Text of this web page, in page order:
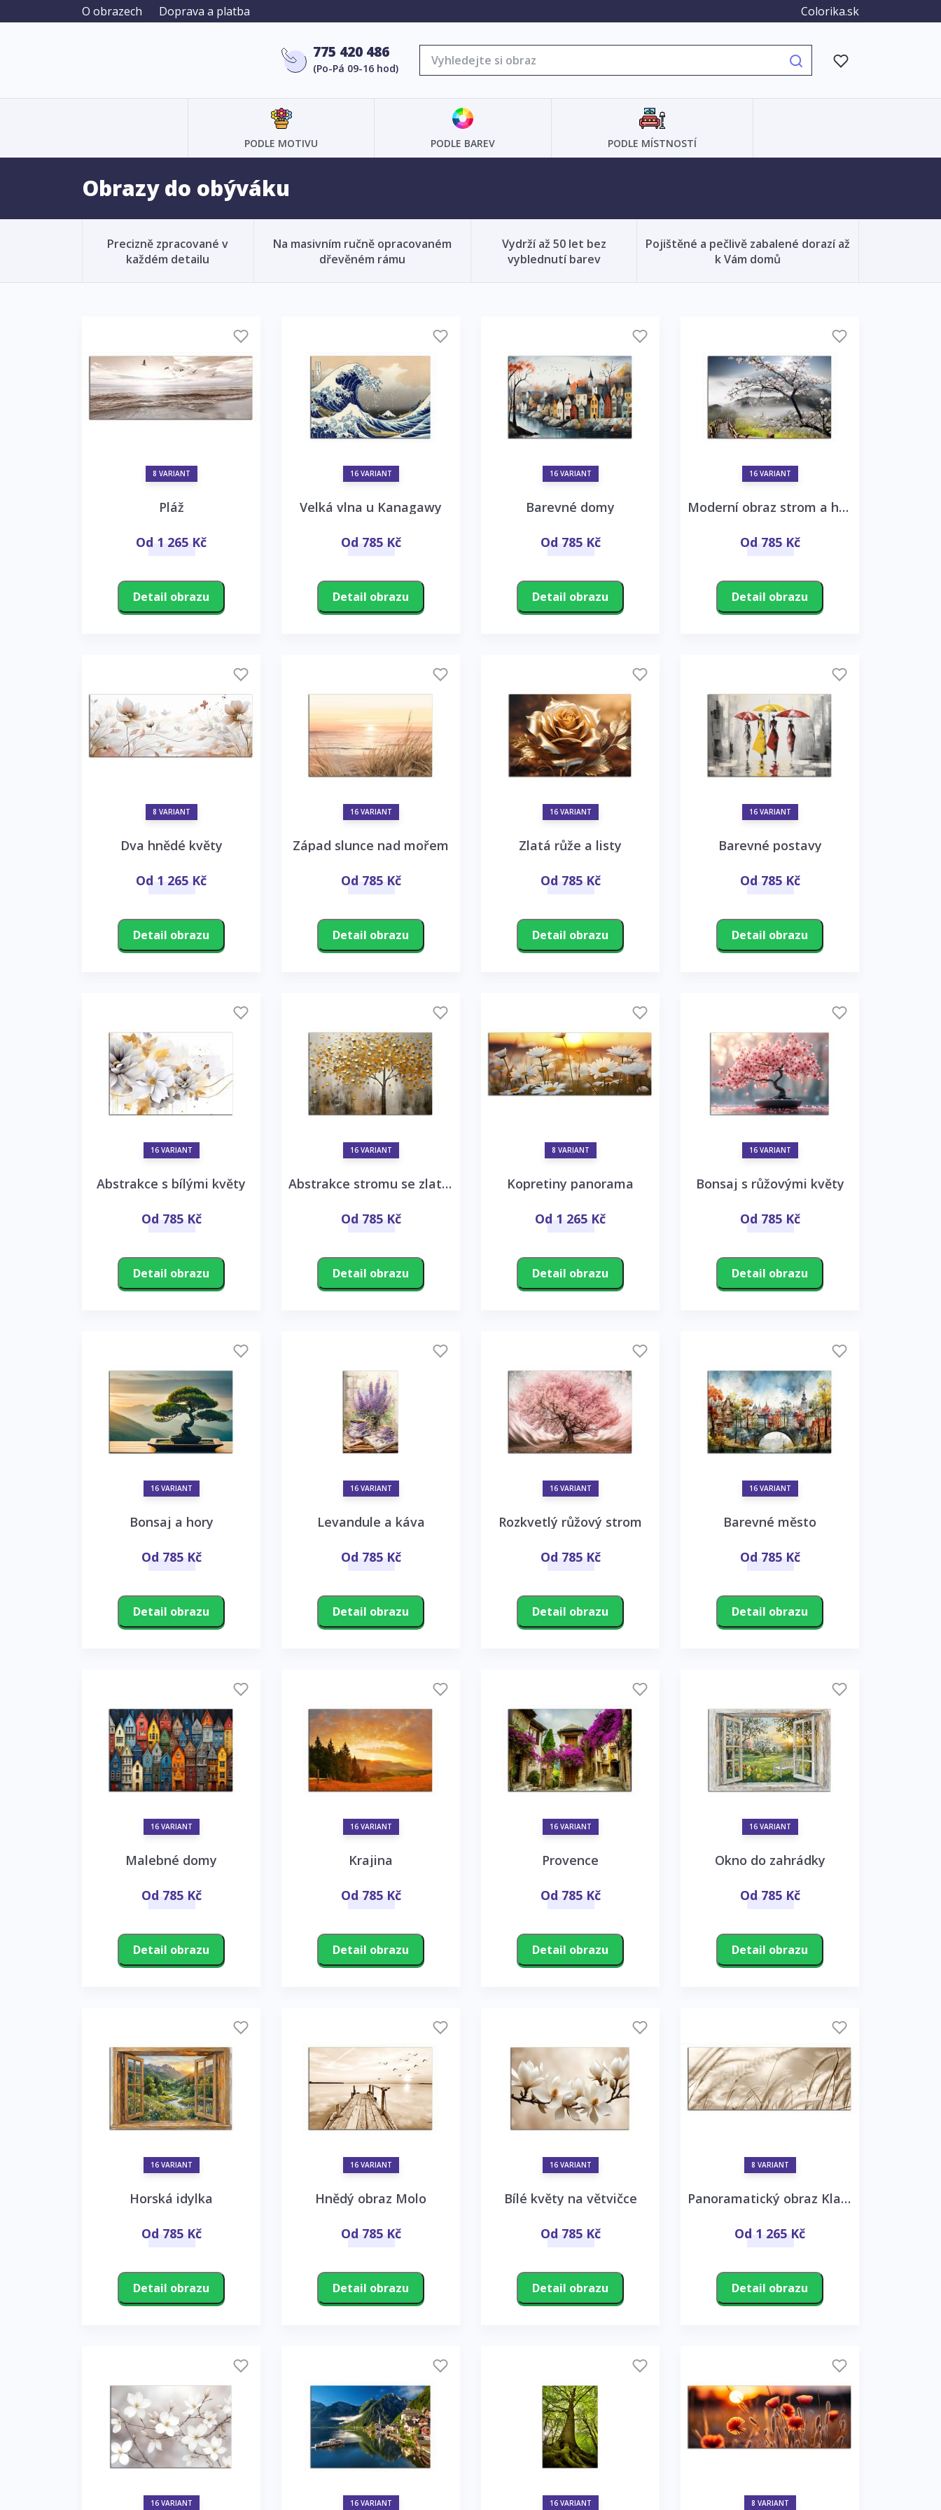
O obrazech Doprava a platba Colorika.sk
775 420 486
(Po-Pá 09-16 hod)
PODLE MOTIVU PODLE BAREV PODLE MÍSTNOSTÍ
Obrazy do obýváku
Precizně zpracované v
každém detailu
Na masivním ručně opracovaném
dřevěném rámu
Vydrží až 50 let bez
vyblednutí barev
Pojištěné a pečlivě zabalené dorazí až
k Vám domů
8 VARIANT
Pláž
Od 1 265 Kč
Detail obrazu
16 VARIANT
Velká vlna u Kanagawy
Od 785 Kč
Detail obrazu
16 VARIANT
Barevné domy
Od 785 Kč
Detail obrazu
16 VARIANT
Moderní obraz strom a hory
Od 785 Kč
Detail obrazu
8 VARIANT
Dva hnědé květy
Od 1 265 Kč
Detail obrazu
16 VARIANT
Západ slunce nad mořem
Od 785 Kč
Detail obrazu
16 VARIANT
Zlatá růže a listy
Od 785 Kč
Detail obrazu
16 VARIANT
Barevné postavy
Od 785 Kč
Detail obrazu
16 VARIANT
Abstrakce s bílými květy
Od 785 Kč
Detail obrazu
16 VARIANT
Abstrakce stromu se zlatými listy
Od 785 Kč
Detail obrazu
8 VARIANT
Kopretiny panorama
Od 1 265 Kč
Detail obrazu
16 VARIANT
Bonsaj s růžovými květy
Od 785 Kč
Detail obrazu
16 VARIANT
Bonsaj a hory
Od 785 Kč
Detail obrazu
16 VARIANT
Levandule a káva
Od 785 Kč
Detail obrazu
16 VARIANT
Rozkvetlý růžový strom
Od 785 Kč
Detail obrazu
16 VARIANT
Barevné město
Od 785 Kč
Detail obrazu
16 VARIANT
Malebné domy
Od 785 Kč
Detail obrazu
16 VARIANT
Krajina
Od 785 Kč
Detail obrazu
16 VARIANT
Provence
Od 785 Kč
Detail obrazu
16 VARIANT
Okno do zahrádky
Od 785 Kč
Detail obrazu
16 VARIANT
Horská idylka
Od 785 Kč
Detail obrazu
16 VARIANT
Hnědý obraz Molo
Od 785 Kč
Detail obrazu
16 VARIANT
Bílé květy na větvičce
Od 785 Kč
Detail obrazu
8 VARIANT
Panoramatický obraz Klasy
Od 1 265 Kč
Detail obrazu
16 VARIANT 16 VARIANT 16 VARIANT 8 VARIANT